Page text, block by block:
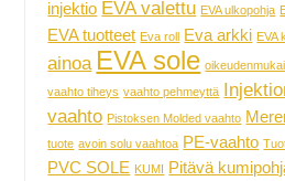
injektio EVA valettu EVA ulkopohja
EVA tuotteet Eva roll Eva arkki EVA
ainoa EVA sole
vaahto tiheys vaahto pehmeyttä
vaahto Pistoksen Molded vaahto
tuote avoin solu vaahtoa PE-vaahto
PVC SOLE KUMI Pitävä